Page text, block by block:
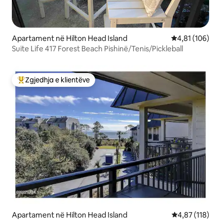
Apartament në Hilton Head Island Vlerësimi
4,81 (106)
Suite Life 417 Forest Beach Pishinë/Tenis/Pickleball
Më të mirat e zgjedhjeve të klientëve
Zgjedhja e klientëve
Apartament në Hilton Head Island Vlerësimi
4,87 (118)